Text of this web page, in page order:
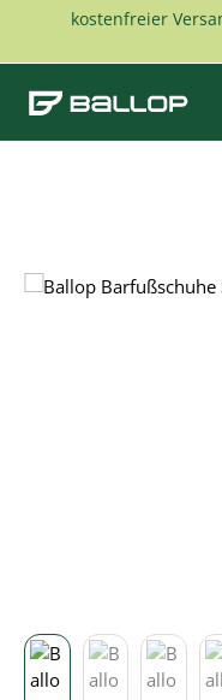
Zum Hauptinhalt
kostenfreier
Bildergalerie